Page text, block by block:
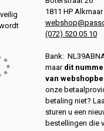
1811 HP Alkmaar
(072) 520 05 10
Bank:
maardit
van
onze
betaling niet?
sturen u een
bestellingen die